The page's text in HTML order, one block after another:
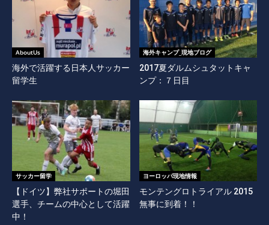
AboutUs
海外で活躍する日本人サッカー
留学生
海外キャンプ_現地ブログ
2017夏ダルムシュタットキャ
ンプ：７日目
サッカー留学
【ドイツ】弊社サポートの堀田
選手、チームの中心として活躍
中！
ヨーロッパ現地情報
モンテングロトライアル 2015
無事に到着！！